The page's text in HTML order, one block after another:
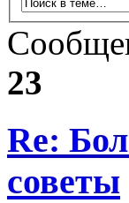
23
Re:
советы